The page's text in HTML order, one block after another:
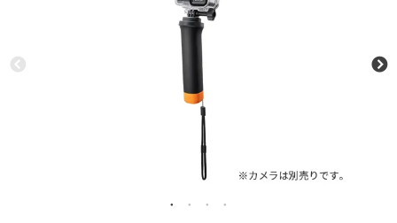
業務用ドローン・業務関連製品
水中ドローン(ROV)・水中スクーター
講習会･国家資格･WEBセミナー